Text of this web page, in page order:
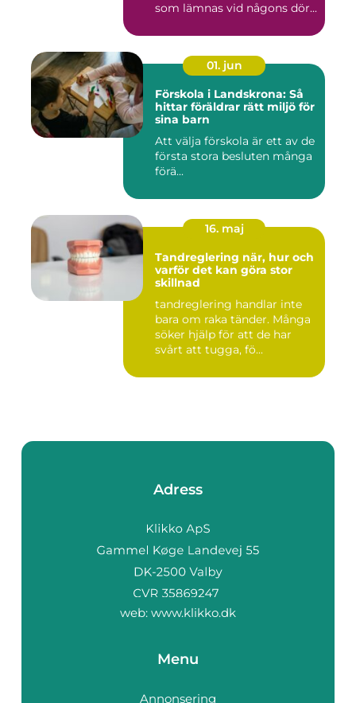
som lämnas vid någons dör...
01. jun
Förskola i Landskrona: Så
hittar föräldrar rätt miljö för
sina barn
Att välja förskola är ett av de
första stora besluten många
förä...
16. maj
Tandreglering när, hur och
varför det kan göra stor
skillnad
tandreglering handlar inte
bara om raka tänder. Många
söker hjälp för att de har
svårt att tugga, fö...
Adress
web: www.klikko.dk
Menu
Annonsering